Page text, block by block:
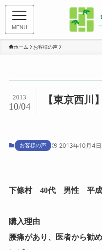
MENU
ホーム お客様の声
【東京西
2013
10/04
お客様の声 2013年10月4日
下條村 40代 男性 平成
購入理由
腰痛があり、医者から勧め